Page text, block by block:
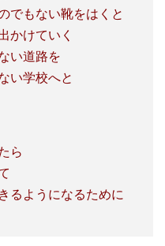
でもない靴をはくと
けていく
い道路を
い学校へと
ら
るようになるために